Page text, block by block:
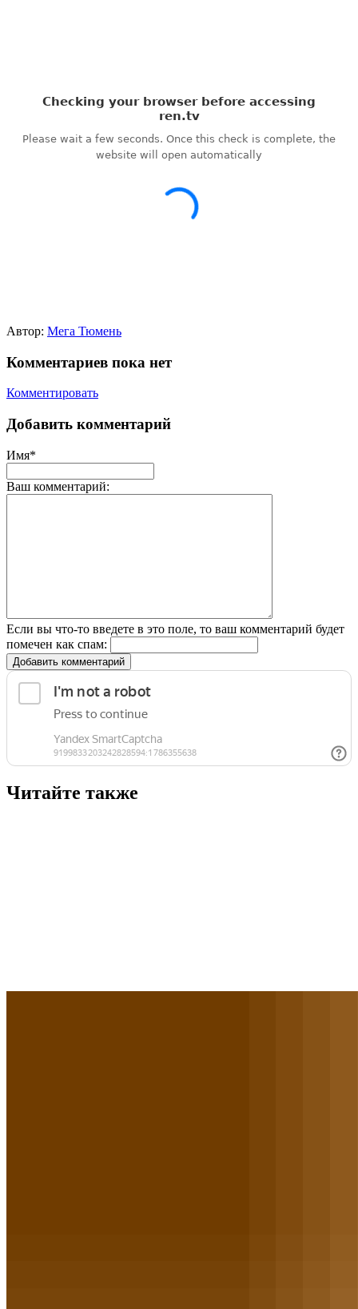
Автор: Мега Тюмень
Комментариев пока нет
Комментировать
Добавить комментарий
Имя*
Ваш комментарий:
Если вы что-то введете в это поле, то ваш комментарий будет
помечен как спам:
Добавить комментарий
Читайте также